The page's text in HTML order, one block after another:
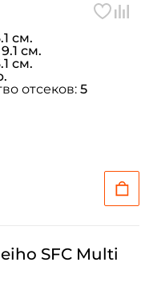
см.
9.1 см.
см.
отсеков: 5
SFC Multi